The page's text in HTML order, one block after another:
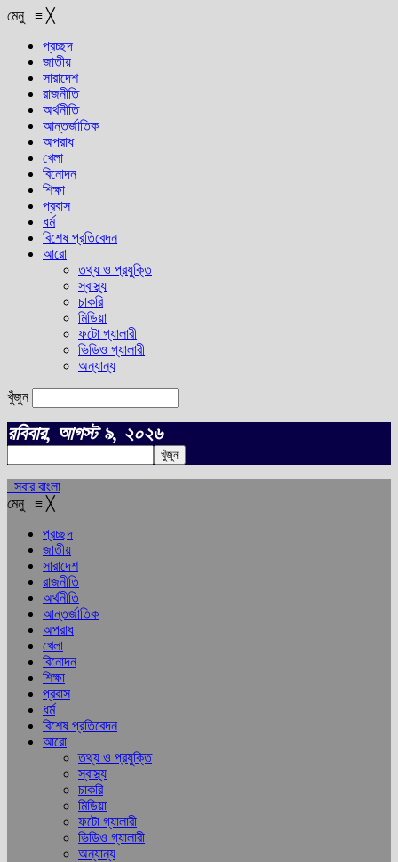
মেনু ≡ ╳
প্রচ্ছদ
জাতীয়
সারাদেশ
রাজনীতি
অর্থনীতি
আন্তর্জাতিক
অপরাধ
খেলা
বিনোদন
শিক্ষা
প্রবাস
ধর্ম
বিশেষ প্রতিবেদন
আরো
তথ্য ও প্রযুক্তি
স্বাস্থ্য
চাকরি
মিডিয়া
ফটো গ্যালারী
ভিডিও গ্যালারী
অন্যান্য
খুঁজুন
রবিবার, আগস্ট ৯, ২০২৬
সবার বাংলা
মেনু ≡ ╳
প্রচ্ছদ
জাতীয়
সারাদেশ
রাজনীতি
অর্থনীতি
আন্তর্জাতিক
অপরাধ
খেলা
বিনোদন
শিক্ষা
প্রবাস
ধর্ম
বিশেষ প্রতিবেদন
আরো
তথ্য ও প্রযুক্তি
স্বাস্থ্য
চাকরি
মিডিয়া
ফটো গ্যালারী
ভিডিও গ্যালারী
অন্যান্য